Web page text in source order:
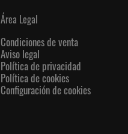
Área Legal
Condiciones de venta
Aviso legal
Política de privacidad
Política de cookies
Configuración de cookies